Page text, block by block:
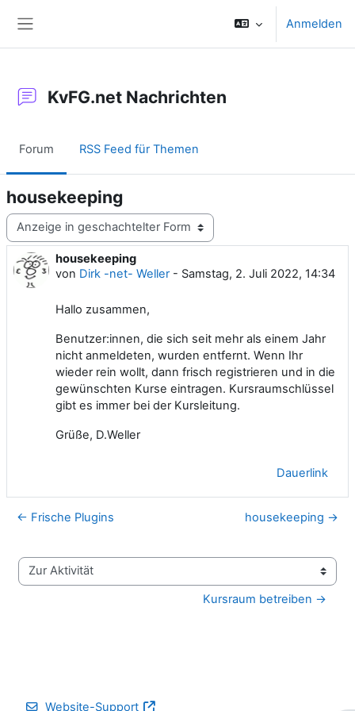
Anmelden
KvFG.net Nachrichten
Forum RSS Feed für Themen
housekeeping
Anzeigemodus
housekeeping
von Dirk -net- Weller- Samstag, 2. Juli 2022, 14:34
Anzahl Antworten: 0
Hallo zusammen,
Benutzer:innen, die sich seit mehr als einem Jahr
nicht anmeldeten, wurden entfernt. Wenn Ihr
wieder rein wollt, dann frisch registrieren und in die
gewünschten Kurse eintragen. Kursraumschlüssel
gibt es immer bei der Kursleitung.
Grüße, D.Weller
Dauerlink
← Frische Plugins housekeeping →
Zur Aktivität
Kursraum betreiben →
Website-Support